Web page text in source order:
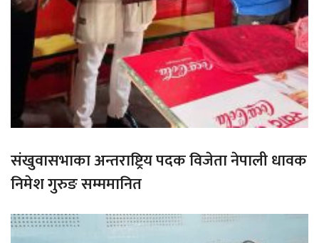
संखुवासभाका अन्तराष्ट्रिय पदक विजेता नेपाली धावक
निमेश गुरुङ सम्ममानित